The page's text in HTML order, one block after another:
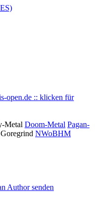
Metal Doom-Metal Pagan-
Goregrind NWoBHM